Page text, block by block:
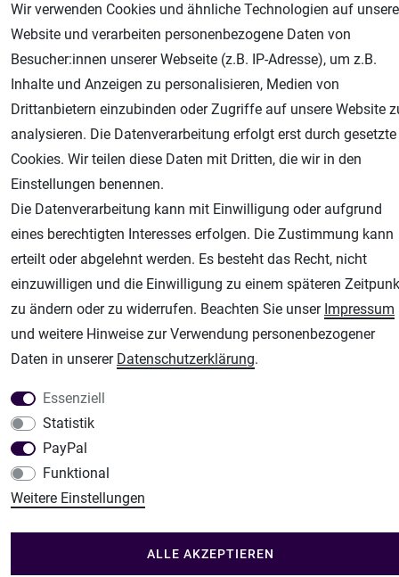
AGB Widerrufsrecht Datenschutz
Unsere weiteren Shops:
Airbrush-City
Fachhandel für: Airbrushpistolen, Kompressoren, Airbrushfarben
Modellbau-City
Modellbau Shop
Plotter-City
Schneideplotter, Transferpressen, Siebdruck und Plotterfolien
Im Shop Kaufen
Küchen Zubehör - Haus/Garten - Tierbedarf
Wir verwenden Cookies und ähnliche Technologien auf
Website und verarbeiten personenbezogene Daten von
Besucher:innen unserer Webseite (z.B. IP-Adresse), um z.B.
Inhalte und Anzeigen zu personalisieren, Medien von
Drittanbietern einzubinden oder Zugriffe auf unsere Website
analysieren. Die Datenverarbeitung erfolgt erst durch gesetzte
Cookies. Wir teilen diese Daten mit Dritten, die wir in den
Einstellungen benennen.
Die Datenverarbeitung kann mit Einwilligung oder aufgrund
eines berechtigten Interesses erfolgen. Die Zustimmung kann
erteilt oder abgelehnt werden. Es besteht das Recht, nicht
einzuwilligen und die Einwilligung zu einem späteren
zu ändern oder zu widerrufen. Beachten Sie unser Impressum
und weitere Hinweise zur Verwendung personenbezogener
Daten in unserer Daten­schutz­erklärung.
Essenziell
Statistik
PayPal
Funktional
Weitere Einstellungen
ALLE AKZEPTIEREN